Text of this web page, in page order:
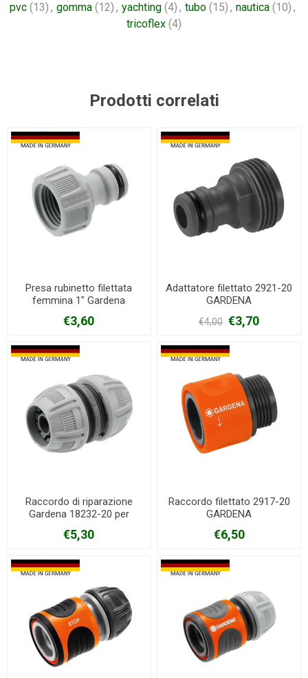
pvc (13) , gomma (12) , yachting (4) , tubo (15) , nautica (10) ,
tricoflex (4)
Prodotti correlati
Presa rubinetto filettata
femmina 1" Gardena
€3,60
Adattatore filettato 2921-20
GARDENA
€4,00 €3,70
Raccordo di riparazione
Gardena 18232-20 per
€5,30
Raccordo filettato 2917-20
GARDENA
€6,50